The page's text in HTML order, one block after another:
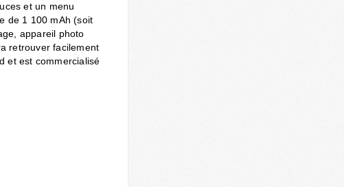
et un menu
de 1 100 mAh (soit
appareil photo
retrouver facilement
et est commercialisé